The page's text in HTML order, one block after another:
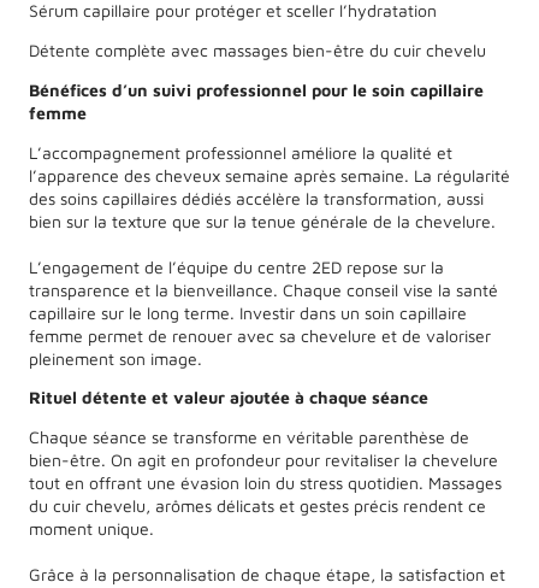
Sérum capillaire pour protéger et sceller l’hydratation
Détente complète avec massages bien-être du cuir chevelu
Bénéfices d’un suivi professionnel pour le soin capillaire
femme
L’accompagnement professionnel améliore la qualité et
l’apparence des cheveux semaine après semaine. La régularité
des soins capillaires dédiés accélère la transformation, aussi
bien sur la texture que sur la tenue générale de la chevelure.
L’engagement de l’équipe du centre 2ED repose sur la
transparence et la bienveillance. Chaque conseil vise la santé
capillaire sur le long terme. Investir dans un soin capillaire
femme permet de renouer avec sa chevelure et de valoriser
pleinement son image.
Rituel détente et valeur ajoutée à chaque séance
Chaque séance se transforme en véritable parenthèse de
bien-être. On agit en profondeur pour revitaliser la chevelure
tout en offrant une évasion loin du stress quotidien. Massages
du cuir chevelu, arômes délicats et gestes précis rendent ce
moment unique.
Grâce à la personnalisation de chaque étape, la satisfaction et